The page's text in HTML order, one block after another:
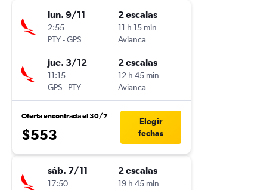
lun. 9/11
2:55
PTY-GPS
2 escalas
11 h 15 min
Avianca
jue. 3/12
11:15
GPS- PTY
2 escalas
12 h 45 min
Avianca
Oferta encontrada el 30/7
$553
Elegir
fechas
sáb. 7/11
17:50
2 escalas
19 h 45 min